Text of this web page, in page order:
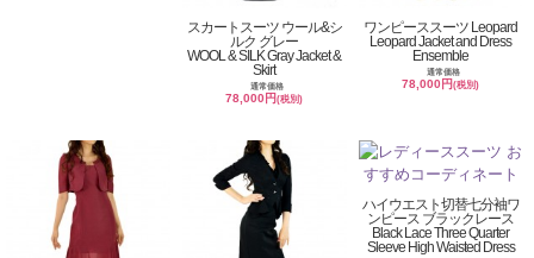
スカートスーツ ウール&シ
ルク グレー
WOOL & SILK Gray Jacket &
Skirt
通常価格
78,000円(税別)
ワンピーススーツ Leopard
Leopard Jacket and Dress
Ensemble
通常価格
78,000円(税別)
ハイウエスト切替七分袖ワ
ンピース ブラックレース
Black Lace Three Quarter
Sleeve High Waisted Dress